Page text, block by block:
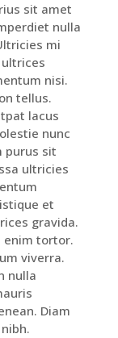
sit amet
nulla
mi
nisi.
tellus.
lacus
nunc
purus sit
ultricies
et
gravida.
enim tortor.
viverra.
nulla
Diam